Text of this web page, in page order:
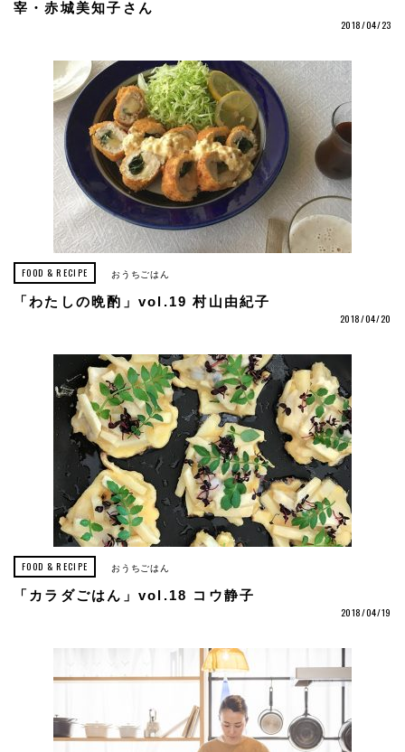
宰・赤城美知子さん
2018/04/23
FOOD & RECIPE おうちごはん
「わたしの晩酌」vol.19 村山由紀子
2018/04/20
FOOD & RECIPE おうちごはん
「カラダごはん」vol.18 コウ静子
2018/04/19